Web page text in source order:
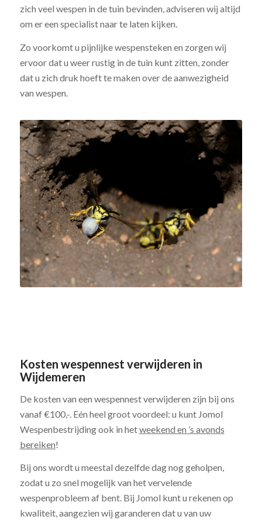
zich veel wespen in de tuin bevinden, adviseren wij altijd
om er een specialist naar te laten kijken.
Zo voorkomt u pijnlijke wespensteken en zorgen wij
ervoor dat u weer rustig in de tuin kunt zitten, zonder
dat u zich druk hoeft te maken over de aanwezigheid
van wespen.
Kosten wespennest verwijderen in
Wijdemeren
De kosten van een wespennest verwijderen zijn bij ons
vanaf €100,-. Eén heel groot voordeel: u kunt Jomol
Wespenbestrijding ook in hetweekend en ’s avonds
bereiken!
Bij ons wordt u meestal dezelfde dag nog geholpen,
zodat u zo snel mogelijk van het vervelende
wespenprobleem af bent. Bij Jomol kunt u rekenen op
kwaliteit, aangezien wij garanderen dat u van uw